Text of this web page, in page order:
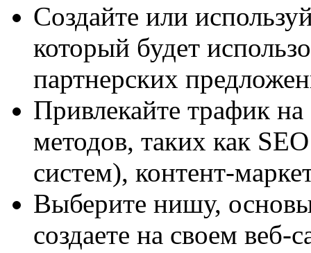
Создайте или
который будет
партнерских
Привлекайте трафик
методов, таких как
систем), контент-
Выберите нишу,
создаете на своем веб-